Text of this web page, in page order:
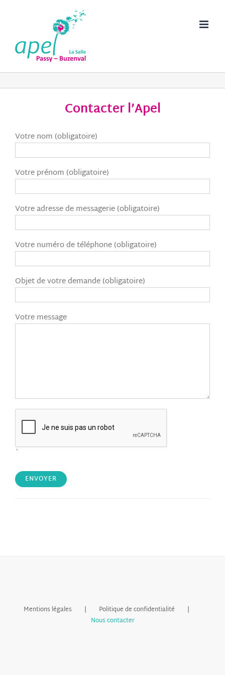
Contacter l’Apel
Votre nom (obligatoire)
Votre prénom (obligatoire)
Votre adresse de messagerie (obligatoire)
Votre numéro de téléphone (obligatoire)
Objet de votre demande (obligatoire)
Votre message
`
Mentions légales
Politique de confidentialité
Nous contacter